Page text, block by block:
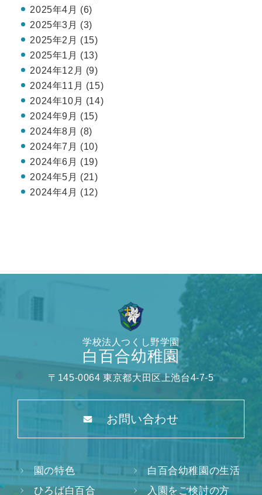
2025年4月 (6)
2025年3月 (3)
2025年2月 (15)
2025年1月 (13)
2024年12月 (9)
2024年11月 (15)
2024年10月 (14)
2024年9月 (15)
2024年8月 (8)
2024年7月 (10)
2024年6月 (19)
2024年5月 (21)
2024年4月 (12)
学校法人つくし野学園
白百合幼稚園
〒145-0064 東京都大田区上池台4-7-5
お問い合わせ
園の特色
白百合幼稚園の生活
ひろば白百合
入園をご検討の方